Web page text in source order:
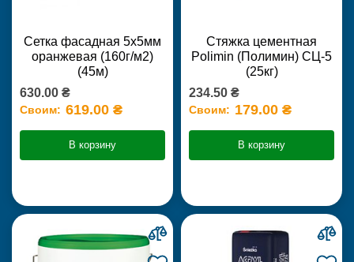
Сетка фасадная 5х5мм
оранжевая (160г/м2)
(45м)
630.00 ₴
Своим: 619.00 ₴
В корзину
Стяжка цементная
Polimin (Полимин) СЦ-5
(25кг)
234.50 ₴
Своим: 179.00 ₴
В корзину